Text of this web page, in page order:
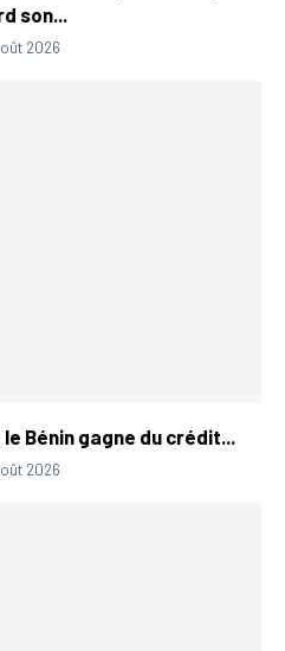
son...
2026
Bénin gagne du crédit...
2026